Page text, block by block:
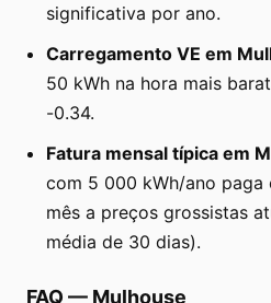
significativa por ano.
Carregamento VE em
50 kWh na hora mais
-0.34.
Fatura mensal típica em
com 5 000 kWh/ano
mês a preços grossistas
média de 30 dias).
FAQ — Mulhouse